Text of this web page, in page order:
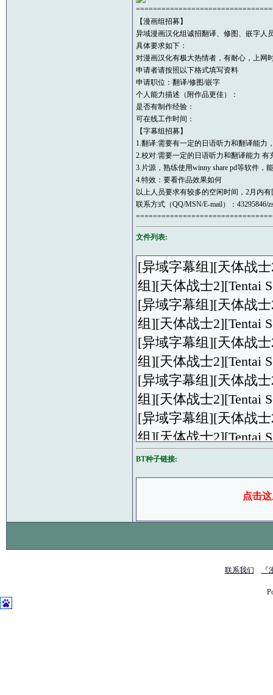
【漫画组招募】
异域漫画汉化组诚招翻译、修图、嵌字人
具体要求如下：
对漫画汉化有极大热情者，有耐心，上网
申请者请按照以下格式填写资料
申请职位：翻译/修图/嵌字
个人能力描述（附作品更佳）：
是否有制作经验：
可在线工作时间：
【字幕组招募】
1.翻译:需要有一定的日语听力和翻译能力
2.校对:需要一定的日语听力和翻译能力 有
3.片源，熟练使用winny share pd等软件，
4.特效：要看作品效果如何
以上人员要求有较多的空闲时间，2月内
联系方式（QQ/MSN/E-mail）：43295846/
文件列表:
[异域字幕组][天体战士
组][天体战士2][Tentai
[异域字幕组][天体战士
组][天体战士2][Tentai
[异域字幕组][天体战士
组][天体战士2][Tentai
[异域字幕组][天体战士
组][天体战士2][Tentai
[异域字幕组][天体战士
组][天体战士2][Tentai
[异域字幕组][天体战士
体.rar
BT种子链接:
点击
联系我们